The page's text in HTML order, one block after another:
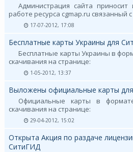
Администрация сайта
работе ресурса cgmap.ru связанный
17-07-2012, 17:08
Бесплатные карты Украины для
Бесплатные карты Украины в
скачивания на странице:
1-05-2012, 13:37
Выложены официальные карты
Официальные карты в
скачивания на странице:
29-04-2012, 15:02
Открыта Акция по раздаче
СитиГИД